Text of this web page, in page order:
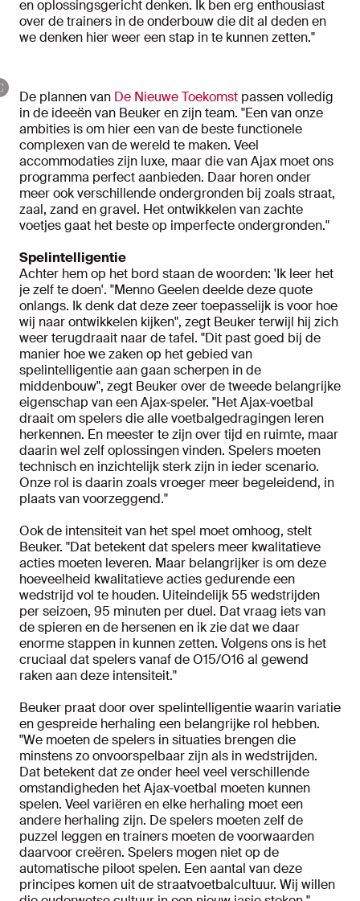
en oplossingsgericht denken. Ik ben erg enthousiast
over de trainers in de onderbouw die dit al deden en
we denken hier weer een stap in te kunnen zetten."
De plannen van De Nieuwe Toekomst passen volledig
in de ideeën van Beuker en zijn team. "Een van onze
ambities is om hier een van de beste functionele
complexen van de wereld te maken. Veel
accommodaties zijn luxe, maar die van Ajax moet ons
programma perfect aanbieden. Daar horen onder
meer ook verschillende ondergronden bij zoals straat,
zaal, zand en gravel. Het ontwikkelen van zachte
voetjes gaat het beste op imperfecte ondergronden."
Spelintelligentie
Achter hem op het bord staan de woorden: 'Ik leer het
je zelf te doen'. "Menno Geelen deelde deze quote
onlangs. Ik denk dat deze zeer toepasselijk is voor hoe
wij naar ontwikkelen kijken", zegt Beuker terwijl hij zich
weer terugdraait naar de tafel. "Dit past goed bij de
manier hoe we zaken op het gebied van
spelintelligentie aan gaan scherpen in de
middenbouw", zegt Beuker over de tweede belangrijke
eigenschap van een Ajax-speler. "Het Ajax-voetbal
draait om spelers die alle voetbalgedragingen leren
herkennen. En meester te zijn over tijd en ruimte, maar
daarin wel zelf oplossingen vinden. Spelers moeten
technisch en inzichtelijk sterk zijn in ieder scenario.
Onze rol is daarin zoals vroeger meer begeleidend, in
plaats van voorzeggend."
Ook de intensiteit van het spel moet omhoog, stelt
Beuker. "Dat betekent dat spelers meer kwalitatieve
acties moeten leveren. Maar belangrijker is om deze
hoeveelheid kwalitatieve acties gedurende een
wedstrijd vol te houden. Uiteindelijk 55 wedstrijden
per seizoen, 95 minuten per duel. Dat vraag iets van
de spieren en de hersenen en ik zie dat we daar
enorme stappen in kunnen zetten. Volgens ons is het
cruciaal dat spelers vanaf de O15/O16 al gewend
raken aan deze intensiteit."
Beuker praat door over spelintelligentie waarin variatie
en gespreide herhaling een belangrijke rol hebben.
"We moeten de spelers in situaties brengen die
minstens zo onvoorspelbaar zijn als in wedstrijden.
Dat betekent dat ze onder heel veel verschillende
omstandigheden het Ajax-voetbal moeten kunnen
spelen. Veel variëren en elke herhaling moet een
andere herhaling zijn. De spelers moeten zelf de
puzzel leggen en trainers moeten de voorwaarden
daarvoor creëren. Spelers mogen niet op de
automatische piloot spelen. Een aantal van deze
principes komen uit de straatvoetbalcultuur. Wij willen